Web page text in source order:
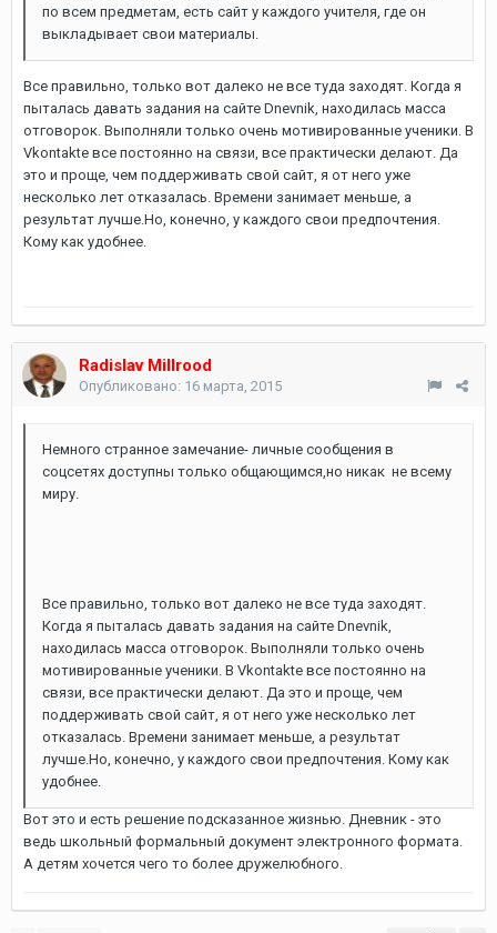
по всем предметам, есть сайт у каждого учителя, где он
выкладывает свои материалы.
Все правильно, только вот далеко не все туда заходят. Когда я
пыталась давать задания на сайте Dnevnik, находилась масса
отговорок. Выполняли только очень мотивированные ученики. В
Vkontakte все постоянно на связи, все практически делают. Да
это и проще, чем поддерживать свой сайт, я от него уже
несколько лет отказалась. Времени занимает меньше, а
результат лучше.Но, конечно, у каждого свои предпочтения.
Кому как удобнее.
Radislav Millrood
Опубликовано: 16 марта, 2015
Немного странное замечание- личные сообщения в
соцсетях доступны только общающимся,но никак не всему
миру.
Все правильно, только вот далеко не все туда заходят.
Когда я пыталась давать задания на сайте Dnevnik,
находилась масса отговорок. Выполняли только очень
мотивированные ученики. В Vkontakte все постоянно на
связи, все практически делают. Да это и проще, чем
поддерживать свой сайт, я от него уже несколько лет
отказалась. Времени занимает меньше, а результат
лучше.Но, конечно, у каждого свои предпочтения. Кому как
удобнее.
Вот это и есть решение подсказанное жизнью. Дневник - это
ведь школьный формальный документ электронного формата.
А детям хочется чего то более дружелюбного.